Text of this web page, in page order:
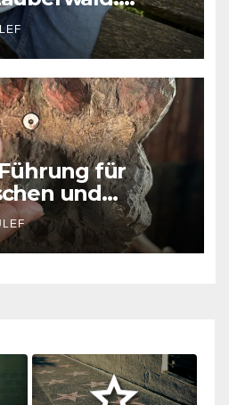
erleben
für
und
im